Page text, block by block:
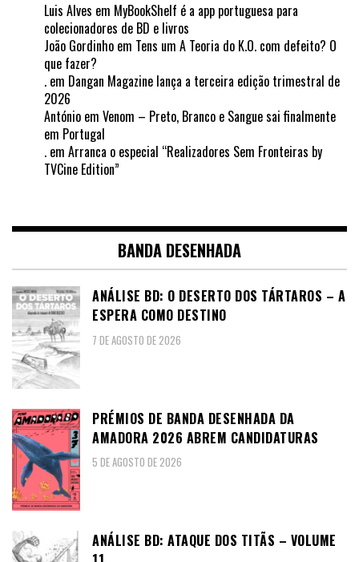
Luis Alves em MyBookShelf é a app portuguesa para
colecionadores de BD e livros
João Gordinho em Tens um A Teoria do K.O. com defeito? O
que fazer?
. em Dangan Magazine lança a terceira edição trimestral de
2026
António em Venom – Preto, Branco e Sangue sai finalmente
em Portugal
. em Arranca o especial “Realizadores Sem Fronteiras by
TVCine Edition”
BANDA DESENHADA
ANÁLISE BD: O DESERTO DOS TÁRTAROS – A
ESPERA COMO DESTINO
7 DE AGOSTO DE 2026
PRÉMIOS DE BANDA DESENHADA DA
AMADORA 2026 ABREM CANDIDATURAS
5 DE AGOSTO DE 2026
ANÁLISE BD: ATAQUE DOS TITÃS – VOLUME